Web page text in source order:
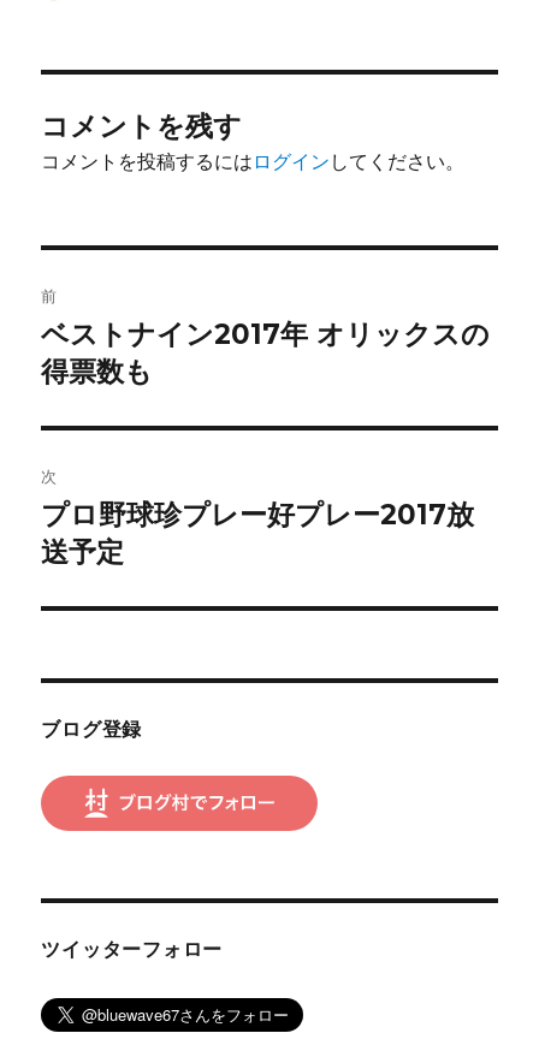
コメントを残す
コメントを投稿するには ログイン してください。
稿
ナ
ビ
ゲ
ー
ン
前
前
の
稿:
ベストナイン2017年 オリックスの
得票数も
次
次
の
稿:
プロ野球珍プレー好プレー2017放
送予定
ブログ登録
ツイッターフォロー